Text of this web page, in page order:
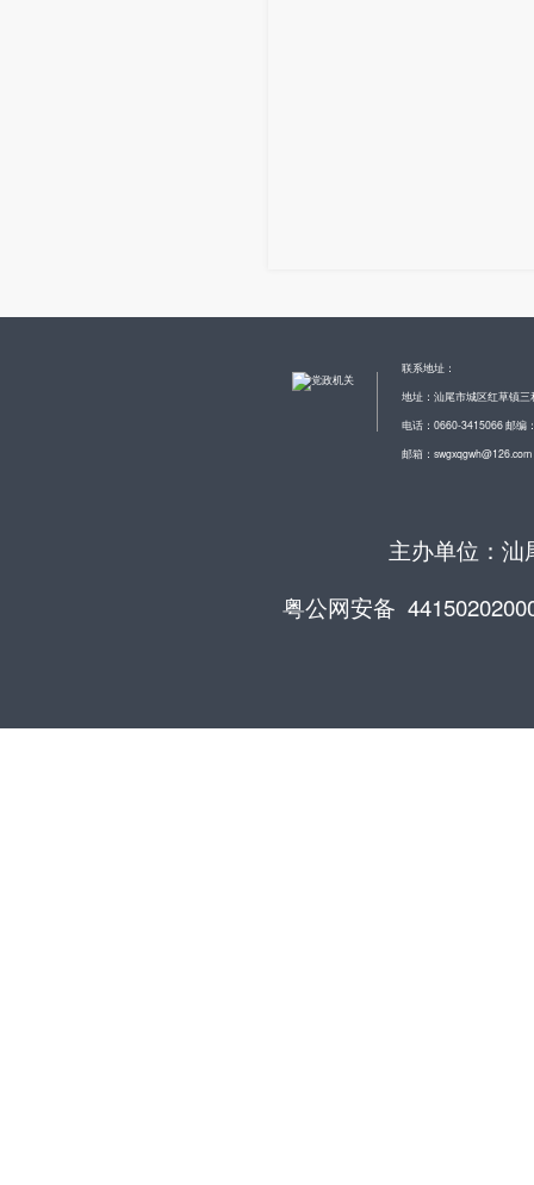
联系地址：
地址：汕尾市城区红草镇
电话：0660-3415066 邮编
邮箱：swgxqgwh@126.com
主办单位：汕
粤公网安备